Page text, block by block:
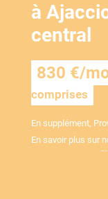
à
central
830 €/
comprises
En supplément,
En savoir plus sur